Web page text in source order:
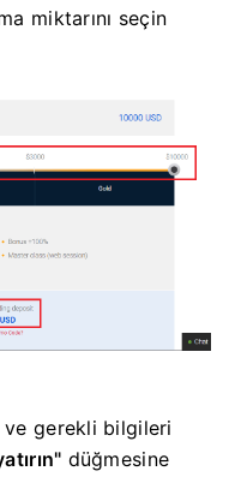
miktarını seçin
ve gerekli bilgileri
düğmesine